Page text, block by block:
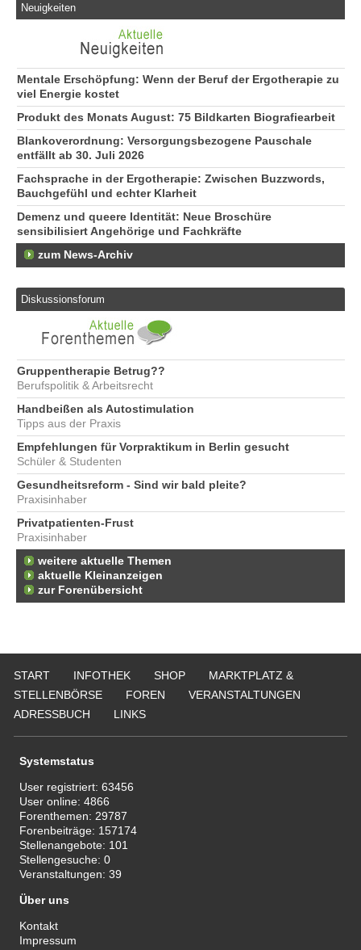
Neuigkeiten
Mentale Erschöpfung: Wenn der Beruf der Ergotherapie zu
viel Energie kostet
Produkt des Monats August: 75 Bildkarten Biografiearbeit
Blankoverordnung: Versorgungsbezogene Pauschale
entfällt ab 30. Juli 2026
Fachsprache in der Ergotherapie: Zwischen Buzzwords,
Bauchgefühl und echter Klarheit
Demenz und queere Identität: Neue Broschüre
sensibilisiert Angehörige und Fachkräfte
zum News-Archiv
Diskussionsforum
Gruppentherapie Betrug??
Berufspolitik & Arbeitsrecht
Handbeißen als Autostimulation
Tipps aus der Praxis
Empfehlungen für Vorpraktikum in Berlin gesucht
Schüler & Studenten
Gesundheitsreform - Sind wir bald pleite?
Praxisinhaber
Privatpatienten-Frust
Praxisinhaber
weitere aktuelle Themen
aktuelle Kleinanzeigen
zur Forenübersicht
START INFOTHEK SHOP
MARKTPLATZ &
STELLENBÖRSE
FOREN
VERANSTALTUNGEN
ADRESSBUCH
LINKS
Systemstatus
User registriert:63456
User online:4866
Forenthemen: 29787
Forenbeiträge: 157174
Stellenangebote: 101
Stellengesuche:0
Veranstaltungen:39
Über uns
Kontakt
Impressum